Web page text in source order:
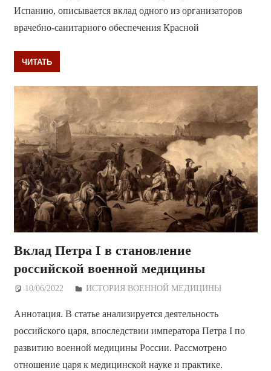
Испанию, описывается вклад одного из организаторов
врачебно-санитарного обеспечения Красной
ЧИТАТЬ
Вклад Петра I в становление
российской военной медицины
10/06/2022 Дежурный по Редакции
ИСТОРИЯ ВОЕННОЙ МЕДИЦИНЫ
Аннотация. В статье анализируется деятельность
российского царя, впоследствии императора Петра I по
развитию военной медицины России. Рассмотрено
отношение царя к медицинской науке и практике.